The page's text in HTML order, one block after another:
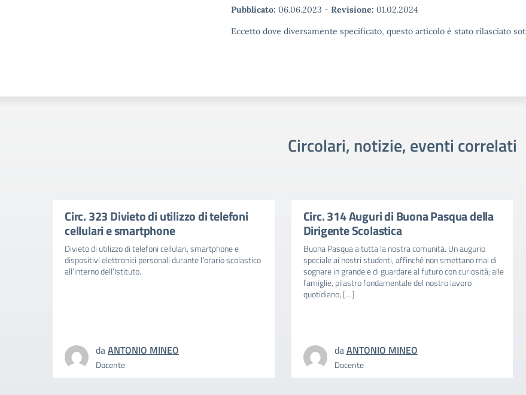
Pubblicato: 06.06.2023 - Revisione: 01.02.2024
Eccetto dove diversamente specificato, questo articolo è stato rilasciato
Circolari, notizie, eventi correlati
Circ. 323 Divieto di utilizzo di telefoni
cellulari e smartphone
Divieto di utilizzo di telefoni cellulari, smartphone e
dispositivi elettronici personali durante l’orario scolastico
all’interno dell’Istituto.
daANTONIO MINEO
Docente
Circ. 314 Auguri di Buona Pasqua della
Dirigente Scolastica
Buona Pasqua a tutta la nostra comunità. Un augurio
speciale ai nostri studenti, affinché non smettano mai di
sognare in grande e di guardare al futuro con curiosità; alle
famiglie, pilastro fondamentale del nostro lavoro
quotidiano; […]
daANTONIO MINEO
Docente